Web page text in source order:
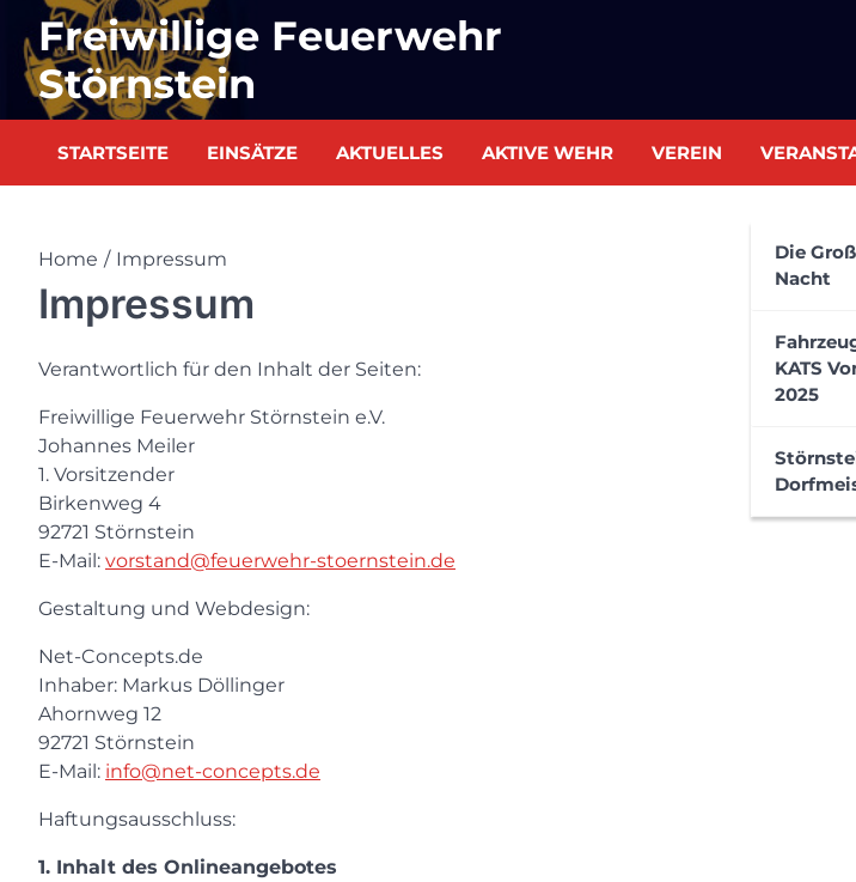
content
Freiwillige Feuerwehr
Störnstein
STARTSEITE EINSÄTZE AKTUELLES AKTIVE WEHR VEREIN
Die
Nacht
KATS
2025
Home Impressum
Impressum
Verantwortlich für den Inhalt der Seiten:
Freiwillige Feuerwehr Störnstein e.V.
Johannes Meiler
1. Vorsitzender
Birkenweg 4
92721 Störnstein
E-Mail: vorstand@feuerwehr-stoernstein.de
Gestaltung und Webdesign:
Net-Concepts.de
Inhaber: Markus Döllinger
Ahornweg 12
92721 Störnstein
E-Mail: info@net-concepts.de
Haftungsausschluss:
1. Inhalt des Onlineangebotes